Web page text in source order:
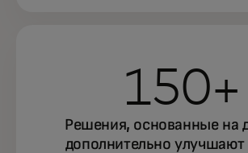
150+
Решения, основанные на
дополнительно улучшают